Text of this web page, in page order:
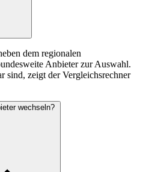
dem regionalen
Anbieter zur Auswahl.
sind, zeigt der Vergleichsrechner
wechseln?